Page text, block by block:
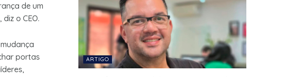
de um
o CEO.
portas
ARTIGO